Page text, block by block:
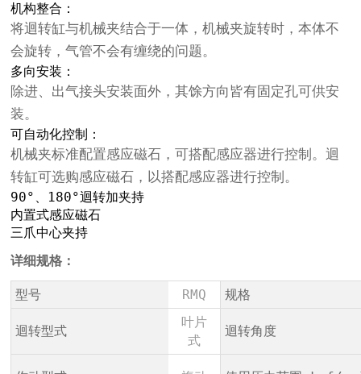
机构整合：
将迴转缸与机械夹结合于一体，机械夹旋转时，本体不
会旋转，气管不会有缠绕的问题。
多向安装：
除进、出气接头安装面外，其馀方向皆有固定孔可供安
装。
可自动化控制：
机械夹标准配置感应磁石，可搭配感应器进行控制。迴
转缸可选购感应磁石，以搭配感应器进行控制。
90°、180°迴转加夹持
内置式感应磁石
三爪中心夹持
详细规格：
型号 RMQ 规格
迴转型式
叶片
式
迴转角度